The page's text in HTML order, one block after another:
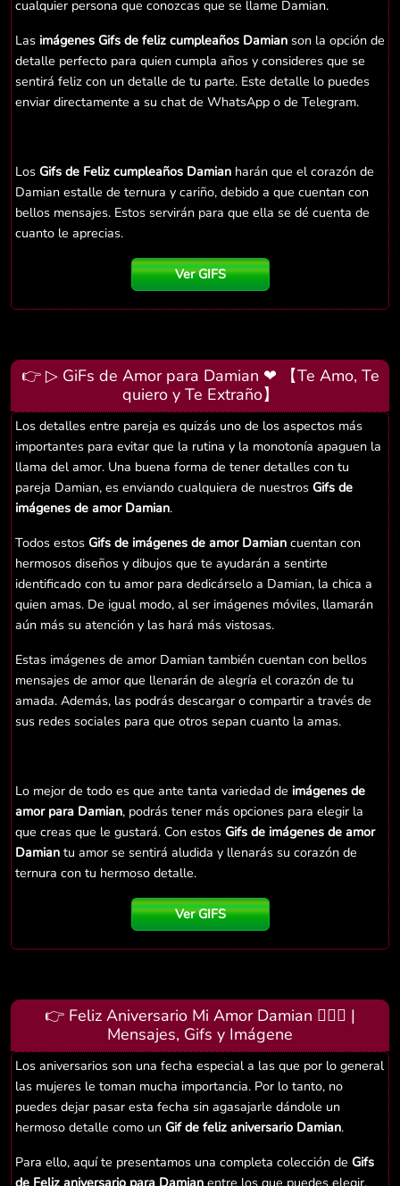
cualquier persona que conozcas que se llame Damian.
Las imágenes Gifs de feliz cumpleaños Damian son la opción de
detalle perfecto para quien cumpla años y consideres que se
sentirá feliz con un detalle de tu parte. Este detalle lo puedes
enviar directamente a su chat de WhatsApp o de Telegram.
Los Gifs de Feliz cumpleaños Damian harán que el corazón de
Damian estalle de ternura y cariño, debido a que cuentan con
bellos mensajes. Estos servirán para que ella se dé cuenta de
cuanto le aprecias.
Ver GIFS
👉 ▷ GiFs de Amor para Damian ❤ 【Te Amo, Te
quiero y Te Extraño】
Los detalles entre pareja es quizás uno de los aspectos más
importantes para evitar que la rutina y la monotonía apaguen la
llama del amor. Una buena forma de tener detalles con tu
pareja Damian, es enviando cualquiera de nuestros Gifs de
imágenes de amor Damian.
Todos estos Gifs de imágenes de amor Damian cuentan con
hermosos diseños y dibujos que te ayudarán a sentirte
identificado con tu amor para dedicárselo a Damian, la chica a
quien amas. De igual modo, al ser imágenes móviles, llamarán
aún más su atención y las hará más vistosas.
Estas imágenes de amor Damian también cuentan con bellos
mensajes de amor que llenarán de alegría el corazón de tu
amada. Además, las podrás descargar o compartir a través de
sus redes sociales para que otros sepan cuanto la amas.
Lo mejor de todo es que ante tanta variedad de imágenes de
amor para Damian, podrás tener más opciones para elegir la
que creas que le gustará. Con estos Gifs de imágenes de amor
Damian tu amor se sentirá aludida y llenarás su corazón de
ternura con tu hermoso detalle.
Ver GIFS
👉 Feliz Aniversario Mi Amor Damian 👨‍❤️‍👨 |
Mensajes, Gifs y Imágene
Los aniversarios son una fecha especial a las que por lo general
las mujeres le toman mucha importancia. Por lo tanto, no
puedes dejar pasar esta fecha sin agasajarle dándole un
hermoso detalle como un Gif de feliz aniversario Damian.
Para ello, aquí te presentamos una completa colección de Gifs